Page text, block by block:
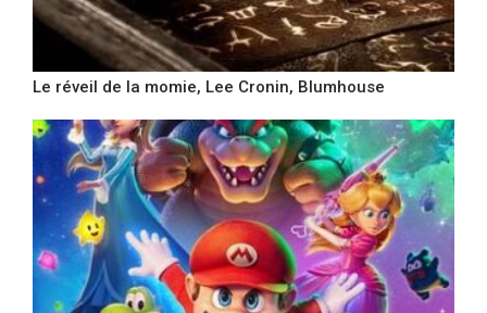
Le réveil de la momie, Lee Cronin, Blumhouse